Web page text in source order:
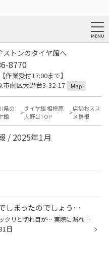
トンのタイヤ館へ
8770
業受付17:00まで】
南区大野台3-32-17
Map
県の
館
タイヤ館 相模原
大野台TOP
店舗おスス
メ情報
/ 2025年1月
しまったのでしょう…
タイヤにバックリと切れ目が… 実際に漏れてるのは真ん中に金属板が刺さっている所ですがパンク修理してもこの切れ目が怖いので交換させて頂きます！ ネクストリーからネクストリーでの交換です。 本日はご入庫ありがとうございました。 #パンク #バックリ #ネクストリー #タイヤ館 #相模原 #大野台
日